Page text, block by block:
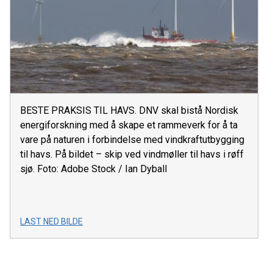
BESTE PRAKSIS TIL HAVS. DNV skal bistå Nordisk
energiforskning med å skape et rammeverk for å ta
vare på naturen i forbindelse med vindkraftutbygging
til havs. På bildet – skip ved vindmøller til havs i røff
sjø. Foto: Adobe Stock / Ian Dyball
LAST NED BILDE